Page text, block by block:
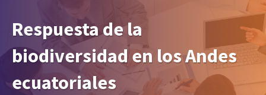
Respuesta de la
biodiversidad en los Andes
ecuatoriales